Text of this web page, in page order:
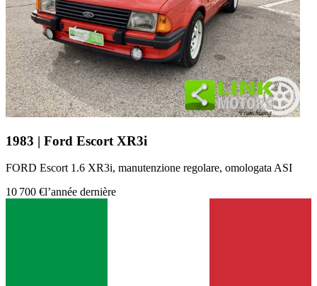
1983 | Ford Escort XR3i
FORD Escort 1.6 XR3i, manutenzione regolare, omologata ASI
10 700 €l’année dernière